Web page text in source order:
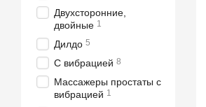
Двухсторонние,
двойные 1
Дилдо 5
С вибрацией 8
Массажеры простаты с
вибрацией 1